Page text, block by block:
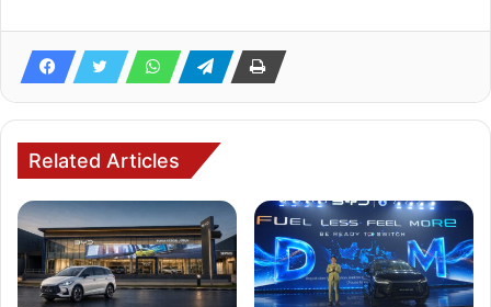
Related Articles